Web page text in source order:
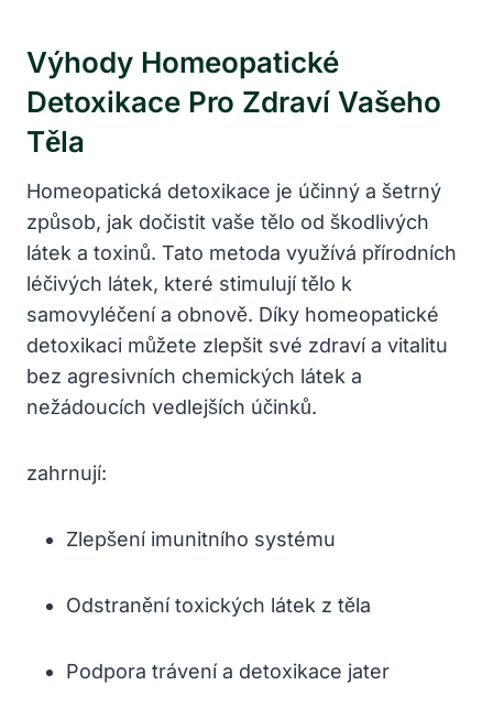
Výhody Homeopatické‍
Detoxikace Pro Zdraví Vašeho
Těla
Homeopatická detoxikace je účinný a šetrný
způsob, jak dočistit vaše tělo‌ od škodlivých
látek a toxinů. ‌Tato metoda využívá⁤ přírodních
léčivých látek, které stimulují tělo ⁢k
samovyléčení a obnově. Díky ⁣homeopatické‌
detoxikaci můžete zlepšit své zdraví⁤ a vitalitu
bez ⁤agresivních chemických látek a ​
nežádoucích vedlejších‌ účinků.
zahrnují:
Zlepšení imunitního systému
Odstranění ​toxických látek z těla
Podpora trávení a detoxikace jater